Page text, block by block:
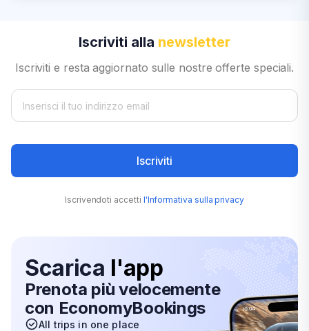
Iscriviti alla newsletter
Iscriviti e resta aggiornato sulle nostre offerte speciali.
Iscriviti
Iscrivendoti accetti l'Informativa sulla privacy
Scarica l'app
Prenota più velocemente
con EconomyBookings
All trips in one place